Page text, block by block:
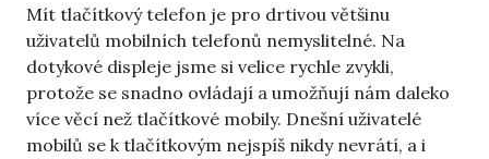
Mít tlačítkový telefon je pro drtivou většinu
uživatelů mobilních telefonů nemyslitelné. Na
dotykové displeje jsme si velice rychle zvykli,
protože se snadno ovládají a umožňují nám daleko
více věcí než tlačítkové mobily. Dnešní uživatelé
mobilů se k tlačítkovým nejspíš nikdy nevrátí, a i